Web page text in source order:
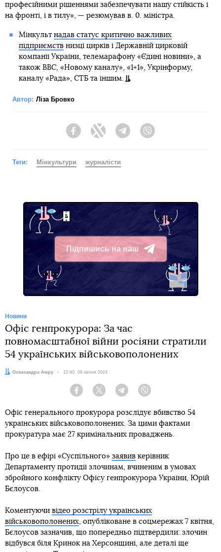
професійними рішеннями забезпечувати нашу стійкість і
на фронті, і в тилу», — резюмував в. 0. міністра.
Мінкульт надав статус критично важливих
підприємствнизці цирків і Державній цирковій
компанії України, телемарафону «Єдині новини», а
також ВВС, «Новому каналу», «1+1», Укрінформу,
каналу «Рада», СТБ та іншим.
Автор: Ліза Бровко
FacebookTwitter Telegram
Теги: Мінкультури журналісти
Підпишись на наш
Telegram
Новини
Офіс генпрокурора: За час
повномасштабної війни росіяни стратили
54 українських військовополонених
Автор:
Олександра Амру Дата:
12:40, 09 квітня 2024
Facebook Twitter Telegram
Офіс генерального прокурора розслідує вбивство 54
українських військовополонених. За цими фактами
прокуратура має 27 кримінальних проваджень.
Про це в ефірі «Суспільного» заявив керівник
Департаменту протидії злочинам, вчиненим в умовах
збройного конфлікту Офісу генпрокурора України, Юрій
Бєлоусов.
Коментуючи відео розстрілу українських
військовополонених, опубліковане в соцмережах 7 квітня,
Бєлоусов зазначив, що попередньо підтвердили: злочин
відбувся біля Кринок на Херсонщині, але деталі ще